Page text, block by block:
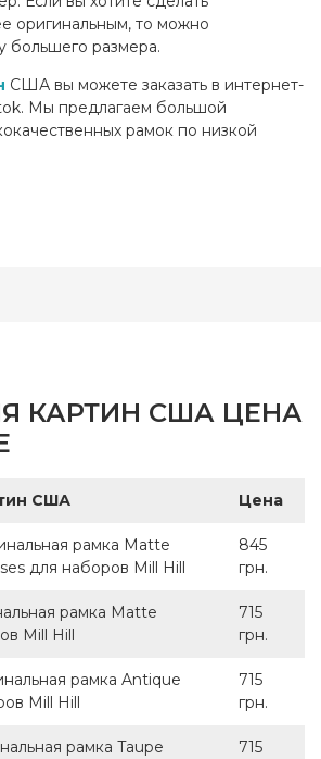
оригинальным, то можно
большего размера.
США вы можете заказать в интернет-
Мы предлагаем большой
рамок по низкой
КАРТИН США ЦЕНА
США Цена
рамка Matte
для наборов Mill Hill
845
грн.
рамка Matte
Mill Hill
715
грн.
рамка Antique
Mill Hill
715
грн.
рамка Taupe
715